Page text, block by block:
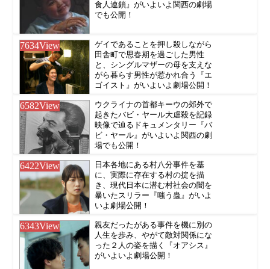
食人連鎖』がいよいよ関西の劇場
でも公開！
7634View
ゲイであることを押し殺しながら
田舎町で思春期を過ごした男性
と、シングルマザーの母を支えな
がら暮らす男性が惹かれ合う『エ
ゴイスト』がいよいよ劇場公開！
6582View
ウクライナの首都キーウの郊外で
起きたバビ・ヤール大虐殺を記録
映像で辿るドキュメンタリー『バ
ビ・ヤール』がいよいよ関西の劇
場でも公開！
6422View
日本各地にある村八分事件を基
に、実際に存在する村の掟を描
き、現代日本に潜む村社会の闇を
暴いたスリラー『嗤う蟲』がいよ
いよ劇場公開！
6343View
親友だったがある事件を機に別の
人生を歩み、やがて敵対関係にな
った２人の姿を描く『オアシス』
がいよいよ劇場公開！